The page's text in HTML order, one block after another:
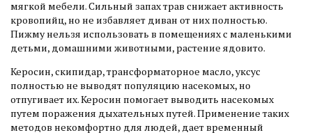
мягкой мебели. Сильный запах трав снижает активность
кровопийц, но не избавляет диван от них полностью.
Пижму нельзя использовать в помещениях с маленькими
детьми, домашними животными, растение ядовито.
Керосин, скипидар, трансформаторное масло, уксус
полностью не выводят популяцию насекомых, но
отпугивает их. Керосин помогает выводить насекомых
путем поражения дыхательных путей. Применение таких
методов некомфортно для людей, дает временный